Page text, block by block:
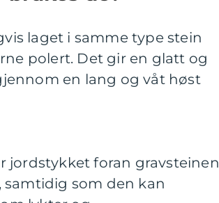
laget i samme type stein
polert. Det gir en glatt og
en lang og våt høst
jordstykket foran gravsteinen
som den kan